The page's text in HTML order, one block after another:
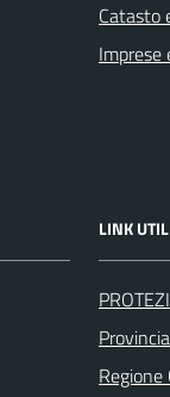
Catasto
Imprese
LINK
Regione